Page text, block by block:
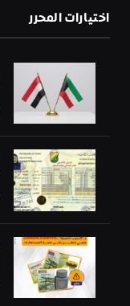
اختيارات المحرر